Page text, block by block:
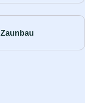
Zaunbau